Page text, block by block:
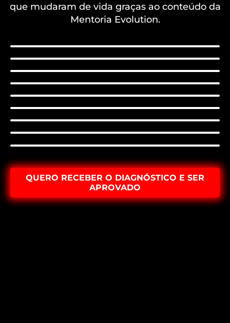
que mudaram de vida graças ao conteúdo da
Mentoria Evolution.
QUERO RECEBER O DIAGNÓSTICO E SER
APROVADO